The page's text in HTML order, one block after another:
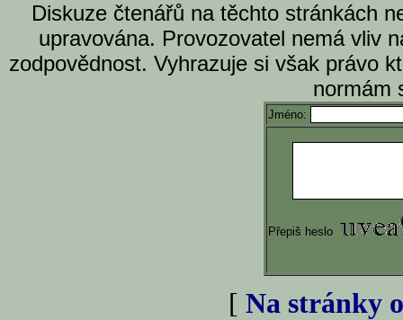
Diskuze čtenářů na těchto stránkách
upravována. Provozovatel nemá vliv
zodpovědnost. Vyhrazuje si však právo
normám
Jméno:
Přepiš heslo
[ Na stránky